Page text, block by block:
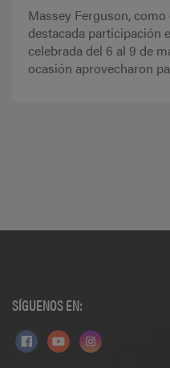
Massey Ferguson,
destacada participación
celebrada del 6 al 9 de
ocasión aprovecharon
SÍGUENOS EN: